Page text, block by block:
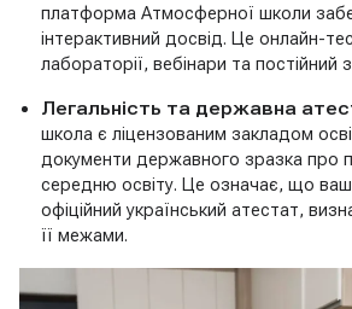
платформа Атмосферної школи
інтерактивний досвід. Це онлайн-
лабораторії, вебінари та постійний
Легальність та державна
школа є ліцензованим закладом
документи державного зразка про
середню освіту. Це означає, що ваш
офіційний український атестат,
її межами.